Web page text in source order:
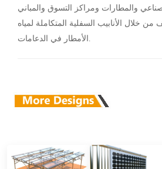
والمطارات ومراكز التسوق والمباني
خلال الأنابيب السفلية المتكاملة لمياه
الأمطار في الدعامات.